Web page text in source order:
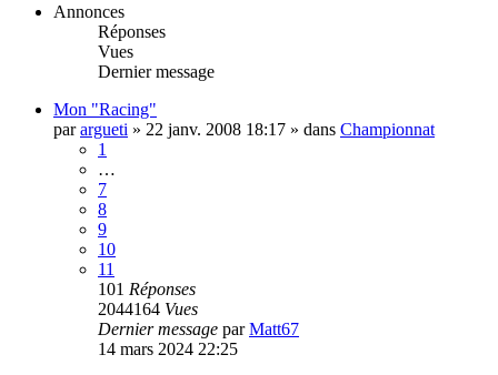
Annonces
Réponses
Vues
Dernier message
Mon "Racing"
parargueti » 22 janv. 2008 18:17 » dans Championnat
1
…
7
8
9
10
11
101 Réponses
2044164 Vues
Dernier message parMatt67
14 mars 2024 22:25